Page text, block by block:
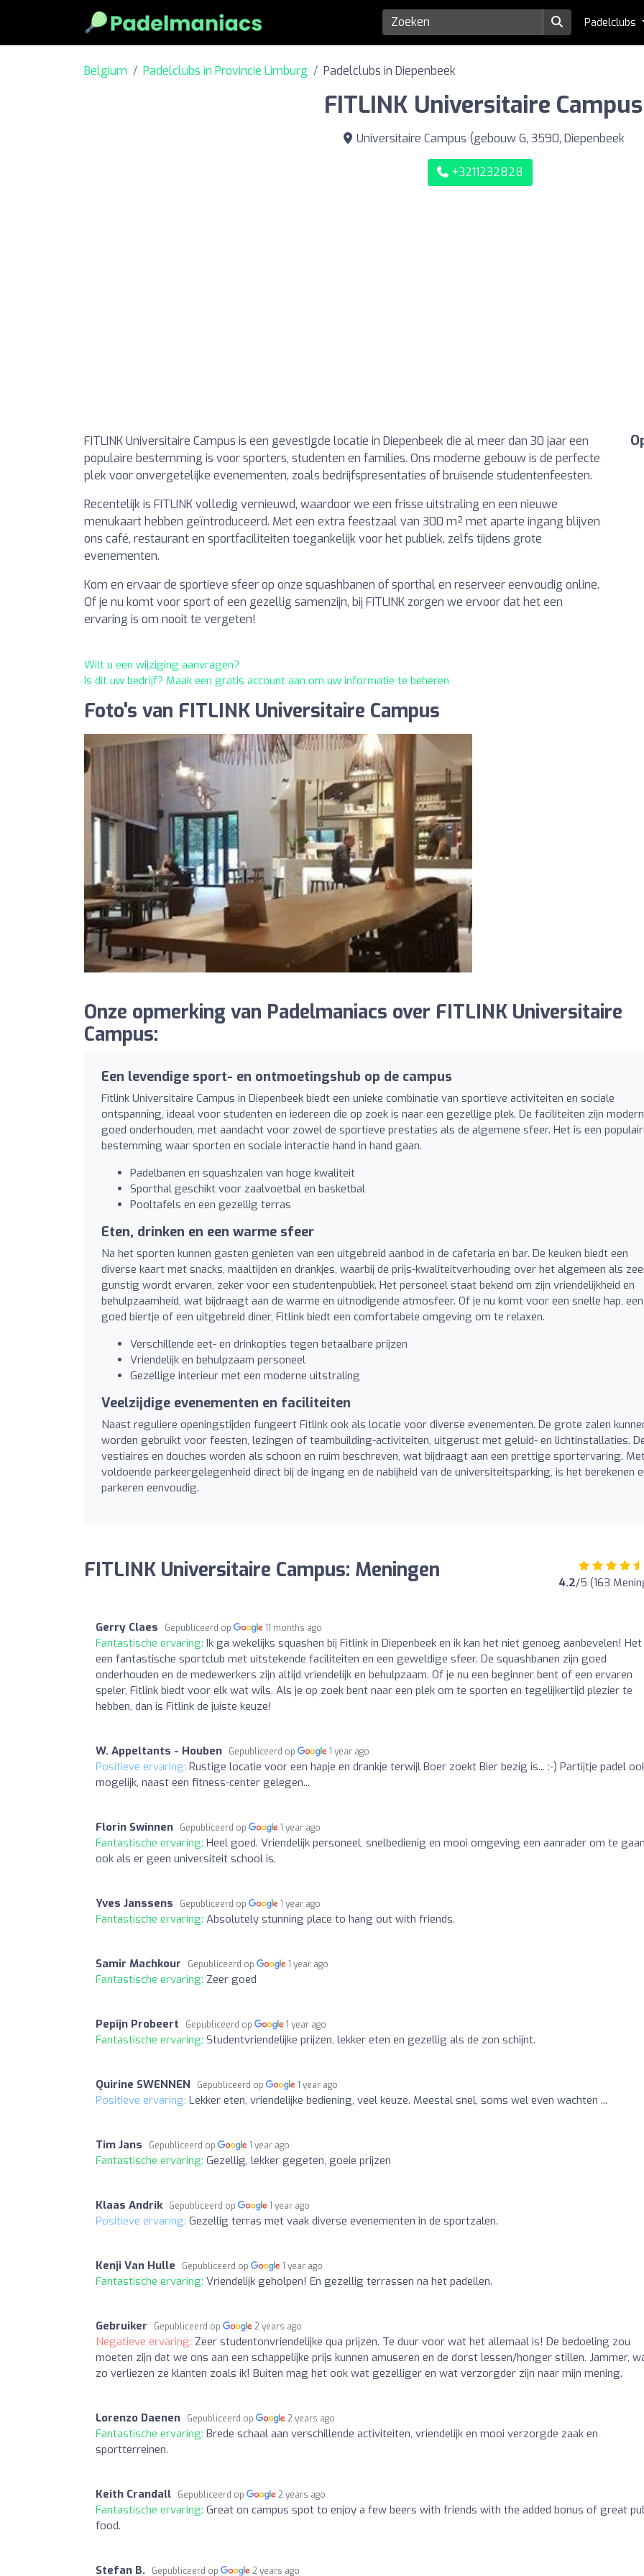
Padelclubs
Belgium Padelclubs in Provincie Limburg Padelclubs in Diepenbeek
FITLINK Universitaire Campus
Universitaire Campus (gebouw G, 3590, Diepenbeek
+3211232828
FITLINK Universitaire Campus is een gevestigde locatie in Diepenbeek die al meer dan 30 jaar een
populaire bestemming is voor sporters, studenten en families. Ons moderne gebouw is de perfecte
plek voor onvergetelijke evenementen, zoals bedrijfspresentaties of bruisende studentenfeesten.
Recentelijk is FITLINK volledig vernieuwd, waardoor we een frisse uitstraling en een nieuwe
menukaart hebben geïntroduceerd. Met een extra feestzaal van 300 m² met aparte ingang blijven
ons café, restaurant en sportfaciliteiten toegankelijk voor het publiek, zelfs tijdens grote
evenementen.
Kom en ervaar de sportieve sfeer op onze squashbanen of sporthal en reserveer eenvoudig online.
Of je nu komt voor sport of een gezellig samenzijn, bij FITLINK zorgen we ervoor dat het een
ervaring is om nooit te vergeten!
Wilt u een wijziging aanvragen?
Is dit uw bedrijf? Maak een gratis account aan om uw informatie te beheren
Foto's van FITLINK Universitaire Campus
Onze opmerking van Padelmaniacs over FITLINK Universitaire
Campus:
Een levendige sport- en ontmoetingshub op de campus
Fitlink Universitaire Campus in Diepenbeek biedt een unieke combinatie van sportieve activiteiten en sociale
ontspanning, ideaal voor studenten en iedereen die op zoek is naar een gezellige plek. De faciliteiten zijn
goed onderhouden, met aandacht voor zowel de sportieve prestaties als de algemene sfeer. Het is een
bestemming waar sporten en sociale interactie hand in hand gaan.
Padelbanen en squashzalen van hoge kwaliteit
Sporthal geschikt voor zaalvoetbal en basketbal
Pooltafels en een gezellig terras
Eten, drinken en een warme sfeer
Na het sporten kunnen gasten genieten van een uitgebreid aanbod in de cafetaria en bar. De keuken biedt een
diverse kaart met snacks, maaltijden en drankjes, waarbij de prijs-kwaliteitverhouding over het algemeen als
gunstig wordt ervaren, zeker voor een studentenpubliek. Het personeel staat bekend om zijn vriendelijkheid en
behulpzaamheid, wat bijdraagt aan de warme en uitnodigende atmosfeer. Of je nu komt voor een snelle hap, een
goed biertje of een uitgebreid diner, Fitlink biedt een comfortabele omgeving om te relaxen.
Verschillende eet- en drinkopties tegen betaalbare prijzen
Vriendelijk en behulpzaam personeel
Gezellige interieur met een moderne uitstraling
Veelzijdige evenementen en faciliteiten
Naast reguliere openingstijden fungeert Fitlink ook als locatie voor diverse evenementen. De grote zalen
worden gebruikt voor feesten, lezingen of teambuilding-activiteiten, uitgerust met geluid- en lichtinstallaties.
vestiaires en douches worden als schoon en ruim beschreven, wat bijdraagt aan een prettige sportervaring.
voldoende parkeergelegenheid direct bij de ingang en de nabijheid van de universiteitsparking, is het berekenen
parkeren eenvoudig.
FITLINK Universitaire Campus: Meningen 4.2/5 (163
Gerry Claes Gepubliceerd op 11 months ago
Fantastische ervaring: Ik ga wekelijks squashen bij Fitlink in Diepenbeek en ik kan het niet genoeg aanbevelen! Het
een fantastische sportclub met uitstekende faciliteiten en een geweldige sfeer. De squashbanen zijn goed
onderhouden en de medewerkers zijn altijd vriendelijk en behulpzaam. Of je nu een beginner bent of een ervaren
speler, Fitlink biedt voor elk wat wils. Als je op zoek bent naar een plek om te sporten en tegelijkertijd plezier te
hebben, dan is Fitlink de juiste keuze!
W. Appeltants - Houben Gepubliceerd op 1 year ago
Positieve ervaring: Rustige locatie voor een hapje en drankje terwijl Boer zoekt Bier bezig is... :-) Partijtje padel
mogelijk, naast een fitness-center gelegen...
Florin Swinnen Gepubliceerd op 1 year ago
Fantastische ervaring: Heel goed. Vriendelijk personeel, snelbedienig en mooi omgeving een aanrader om te
ook als er geen universiteit school is.
Yves Janssens Gepubliceerd op 1 year ago
Fantastische ervaring: Absolutely stunning place to hang out with friends.
Samir Machkour Gepubliceerd op 1 year ago
Fantastische ervaring: Zeer goed
Pepijn Probeert Gepubliceerd op 1 year ago
Fantastische ervaring: Studentvriendelijke prijzen, lekker eten en gezellig als de zon schijnt.
Quirine SWENNEN Gepubliceerd op 1 year ago
Positieve ervaring: Lekker eten, vriendelijke bediening, veel keuze. Meestal snel, soms wel even wachten ...
Tim Jans Gepubliceerd op 1 year ago
Fantastische ervaring: Gezellig, lekker gegeten, goeie prijzen
Klaas Andrik Gepubliceerd op 1 year ago
Positieve ervaring: Gezellig terras met vaak diverse evenementen in de sportzalen.
Kenji Van Hulle Gepubliceerd op 1 year ago
Fantastische ervaring: Vriendelijk geholpen! En gezellig terrassen na het padellen.
Gebruiker Gepubliceerd op 2 years ago
Negatieve ervaring: Zeer studentonvriendelijke qua prijzen. Te duur voor wat het allemaal is! De bedoeling zou
moeten zijn dat we ons aan een schappelijke prijs kunnen amuseren en de dorst lessen/honger stillen. Jammer,
zo verliezen ze klanten zoals ik! Buiten mag het ook wat gezelliger en wat verzorgder zijn naar mijn mening.
Lorenzo Daenen Gepubliceerd op 2 years ago
Fantastische ervaring: Brede schaal aan verschillende activiteiten, vriendelijk en mooi verzorgde zaak en
sportterreinen.
Keith Crandall Gepubliceerd op 2 years ago
Fantastische ervaring: Great on campus spot to enjoy a few beers with friends with the added bonus of great
food.
Stefan B. Gepubliceerd op 2 years ago